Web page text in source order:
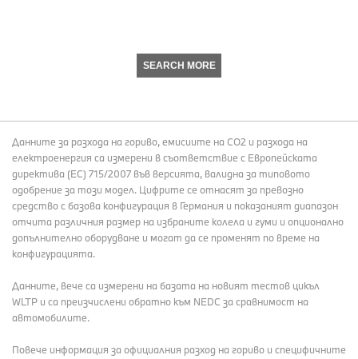
SEARCH MORE
Данните за разхода на гориво, емисиите на СО2 и разхода на
електроенергия са измерени в съответствие с Европейската
директива (EC) 715/2007 във версията, валидна за типовото
одобрение за този модел. Цифрите се отнасят за превозно
средство с базова конфигурация в Германия и показаният диапазон
отчита различния размер на избраните колела и гуми и опционално
допълнително оборудване и могат да се променят по време на
конфигурацията.
Данните, вече са измерени на базата на новият тестов цикъл
WLTP и са преизчислени обратно към NEDC за сравнимост на
автомобилите.
Повече информация за официалния разход на гориво и специфичните